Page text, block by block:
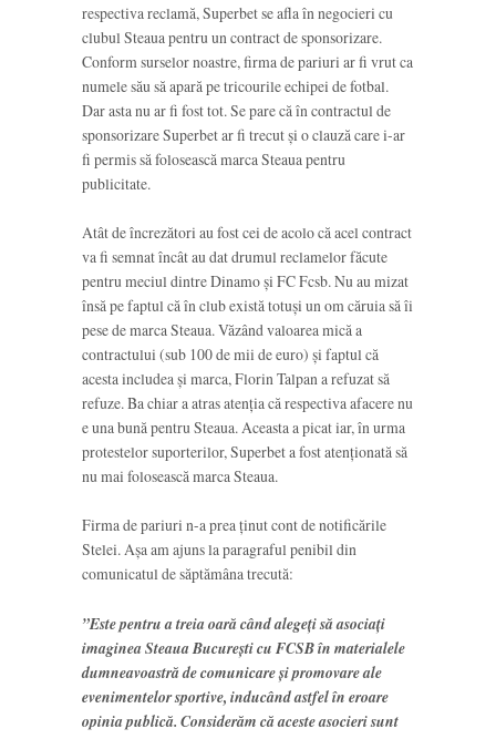
respectiva reclamă, Superbet se afla în negocieri cu
clubul Steaua pentru un contract de sponsorizare.
Conform surselor noastre, firma de pariuri ar fi vrut ca
numele său să apară pe tricourile echipei de fotbal.
Dar asta nu ar fi fost tot. Se pare că în contractul de
sponsorizare Superbet ar fi trecut și o clauză care i-ar
fi permis să folosească marca Steaua pentru
publicitate.
Atât de încrezători au fost cei de acolo că acel contract
va fi semnat încât au dat drumul reclamelor făcute
pentru meciul dintre Dinamo și FC Fcsb. Nu au mizat
însă pe faptul că în club există totuși un om căruia să îi
pese de marca Steaua. Văzând valoarea mică a
contractului (sub 100 de mii de euro) și faptul că
acesta includea și marca, Florin Talpan a refuzat să
refuze. Ba chiar a atras atenția că respectiva afacere nu
e una bună pentru Steaua. Aceasta a picat iar, în urma
protestelor suporterilor, Superbet a fost atenționată să
nu mai folosească marca Steaua.
Firma de pariuri n-a prea ținut cont de notificările
Stelei. Așa am ajuns la paragraful penibil din
comunicatul de săptămâna trecută:
”Este pentru a treia oară când alegeți să asociați
imaginea Steaua București cu FCSB în materialele
dumneavoastră de comunicare și promovare ale
evenimentelor sportive, inducând astfel în eroare
opinia publică. Considerăm că aceste asocieri sunt